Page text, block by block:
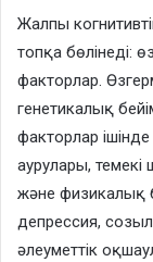
Жалпы
топқа бөлінеді:
факторлар.
генетикалық
факторлар
аурулары,
және физикалық
депрессия,
әлеуметтік